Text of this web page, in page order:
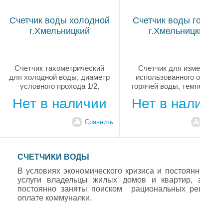
Счетчик воды холодной
г.Хмельницкий
Счетчик тахометрический
для холодной воды, диаметр
условного прохода 1/2,
давлением воды до 1МПА,
вертикальная установка,
корпус латунь,...
Нет в наличии
Сравнить
Счетчик воды
Счетчик для
использованного
горячей воды,
расход 3м3,
условный
механизм с
Нет в
СЧЕТЧИКИ ВОДЫ
В условиях экономического кризиса и
услуги владельцы жилых домов и квартир,
постоянно заняты поиском рациональных
оплате коммуналки.